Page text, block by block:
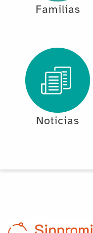
Familias
Noticias